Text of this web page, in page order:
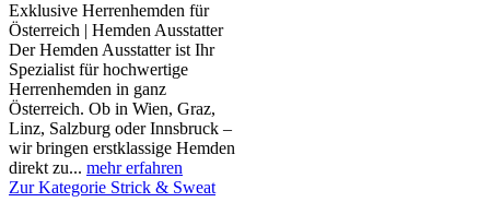
Exklusive Herrenhemden für
Österreich | Hemden Ausstatter
Der Hemden Ausstatter ist Ihr
Spezialist für hochwertige
Herrenhemden in ganz
Österreich. Ob in Wien, Graz,
Linz, Salzburg oder Innsbruck –
wir bringen erstklassige Hemden
direkt zu... mehr erfahren
Zur Kategorie Strick & Sweat